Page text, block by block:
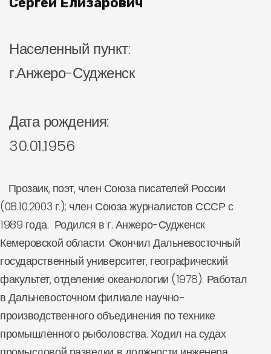
Населенный пункт:
г.Анжеро-Судженск
Дата рождения:
30.01.1956
Прозаик, поэт, член Союза писателей России
(08.10.2003 г.); член Союза журналистов СССР с
1989 года. Родился в г. Анжеро-Судженск
Кемеровской области. Окончил Дальневосточный
государственный университет, географический
факультет, отделение океанологии (1978). Работал
в Дальневосточном филиале научно-
производственного объединения по технике
промышленного рыболовства. Ходил на судах